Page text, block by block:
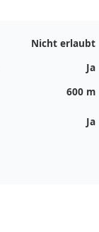
Nicht erlaubt
Ja
600 m
Ja